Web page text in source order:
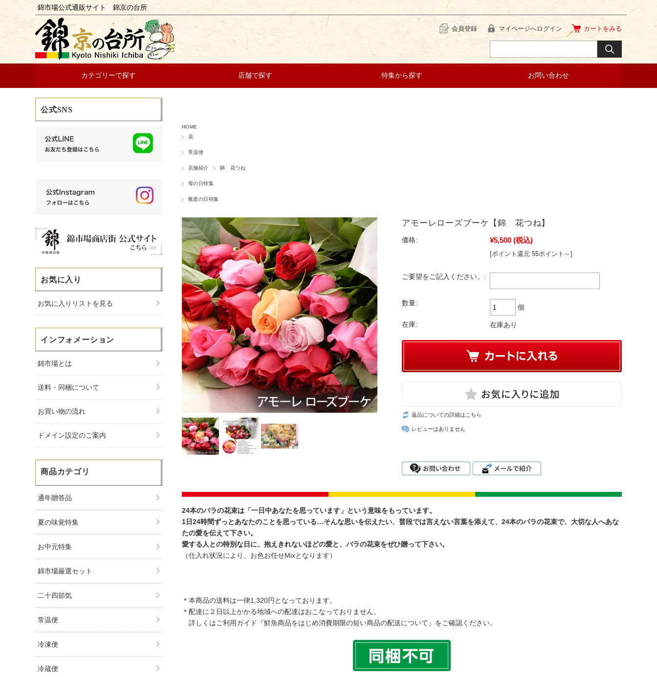
錦市場公式通販サイト 錦京の台所
会員登録 マイページへログイン カートをみる
カテゴリーで探す 店舗で探す 特集から探す お問い合わせ
HOME
花
常温便
店舗紹介 錦 花つね
母の日特集
敬老の日特集
アモーレローズブーケ【錦 花つね】
価格: ¥5,500 (税込)
[ポイント還元 55ポイント～]
ご要望をご記入ください。:
数量:
個
在庫: 在庫あり
返品についての詳細はこちら
レビューはありません
24本のバラの花束は「一日中あなたを思っています」という意味をもっています。
1日24時間ずっとあなたのことを思っている…そんな思いを伝えたい、普段では言えない言葉を添えて、24本のバラの花束で、大切な人へあな
たの愛を伝えて下さい。
愛する人との特別な日に、抱えきれないほどの愛と、バラの花束をぜひ贈って下さい。
（仕入れ状況により、お色お任せMixとなります）
＊本商品の送料は一律1,320円となっております。
＊配達に２日以上かかる地域への配達はおこなっておりません。
詳しくはご利用ガイド『鮮魚商品をはじめ消費期限の短い商品の配送について』をご確認ください。
公式SNS
お気に入り
お気に入りリストを見る
インフォメーション
錦市場とは
送料・同梱について
お買い物の流れ
ドメイン設定のご案内
商品カテゴリ
通年贈答品
夏の味覚特集
お中元特集
錦市場厳選セット
二十四節気
常温便
冷凍便
冷蔵便